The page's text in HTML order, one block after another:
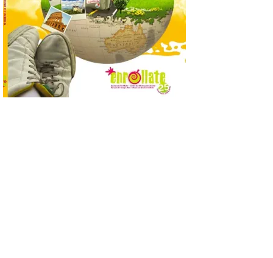
que permite conocer la
posición exacta del Sol y
así localizar el lugar ideal
para observar el eclipse
solar del 12 de agosto de 2026 sin
obstáculos. El visor es una herramienta a
la […]